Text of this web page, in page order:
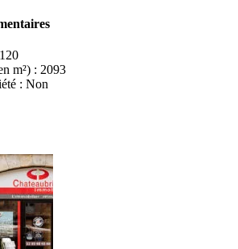
m²) : 2093
: Non